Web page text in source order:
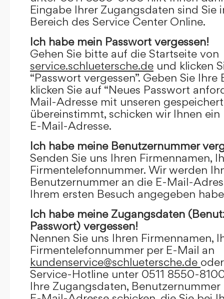
Eingabe Ihrer Zugangsdaten sind Sie
Bereich des Service Center Online.
Ich habe mein Passwort vergessen!
Gehen Sie bitte auf die Startseite von
service.schluetersche.de und klicken
“Passwort vergessen”. Geben Sie
klicken Sie auf “Neues Passwort
Mail-Adresse mit unseren
übereinstimmt, schicken wir Ihnen
E-Mail-Adresse.
Ich habe meine Benutzernummer
Senden Sie uns Ihren Firmennamen,
Firmentelefonnummer. Wir werden
Benutzernummer an die E-Mail-
Ihrem ersten Besuch angegeben
Ich habe meine Zugangsdaten
Passwort) vergessen!
Nennen Sie uns Ihren Firmennamen,
Firmentelefonnummer per E-Mail an
kundenservice@schluetersche.de
Service-Hotline unter 0511 8550-
Ihre Zugangsdaten,